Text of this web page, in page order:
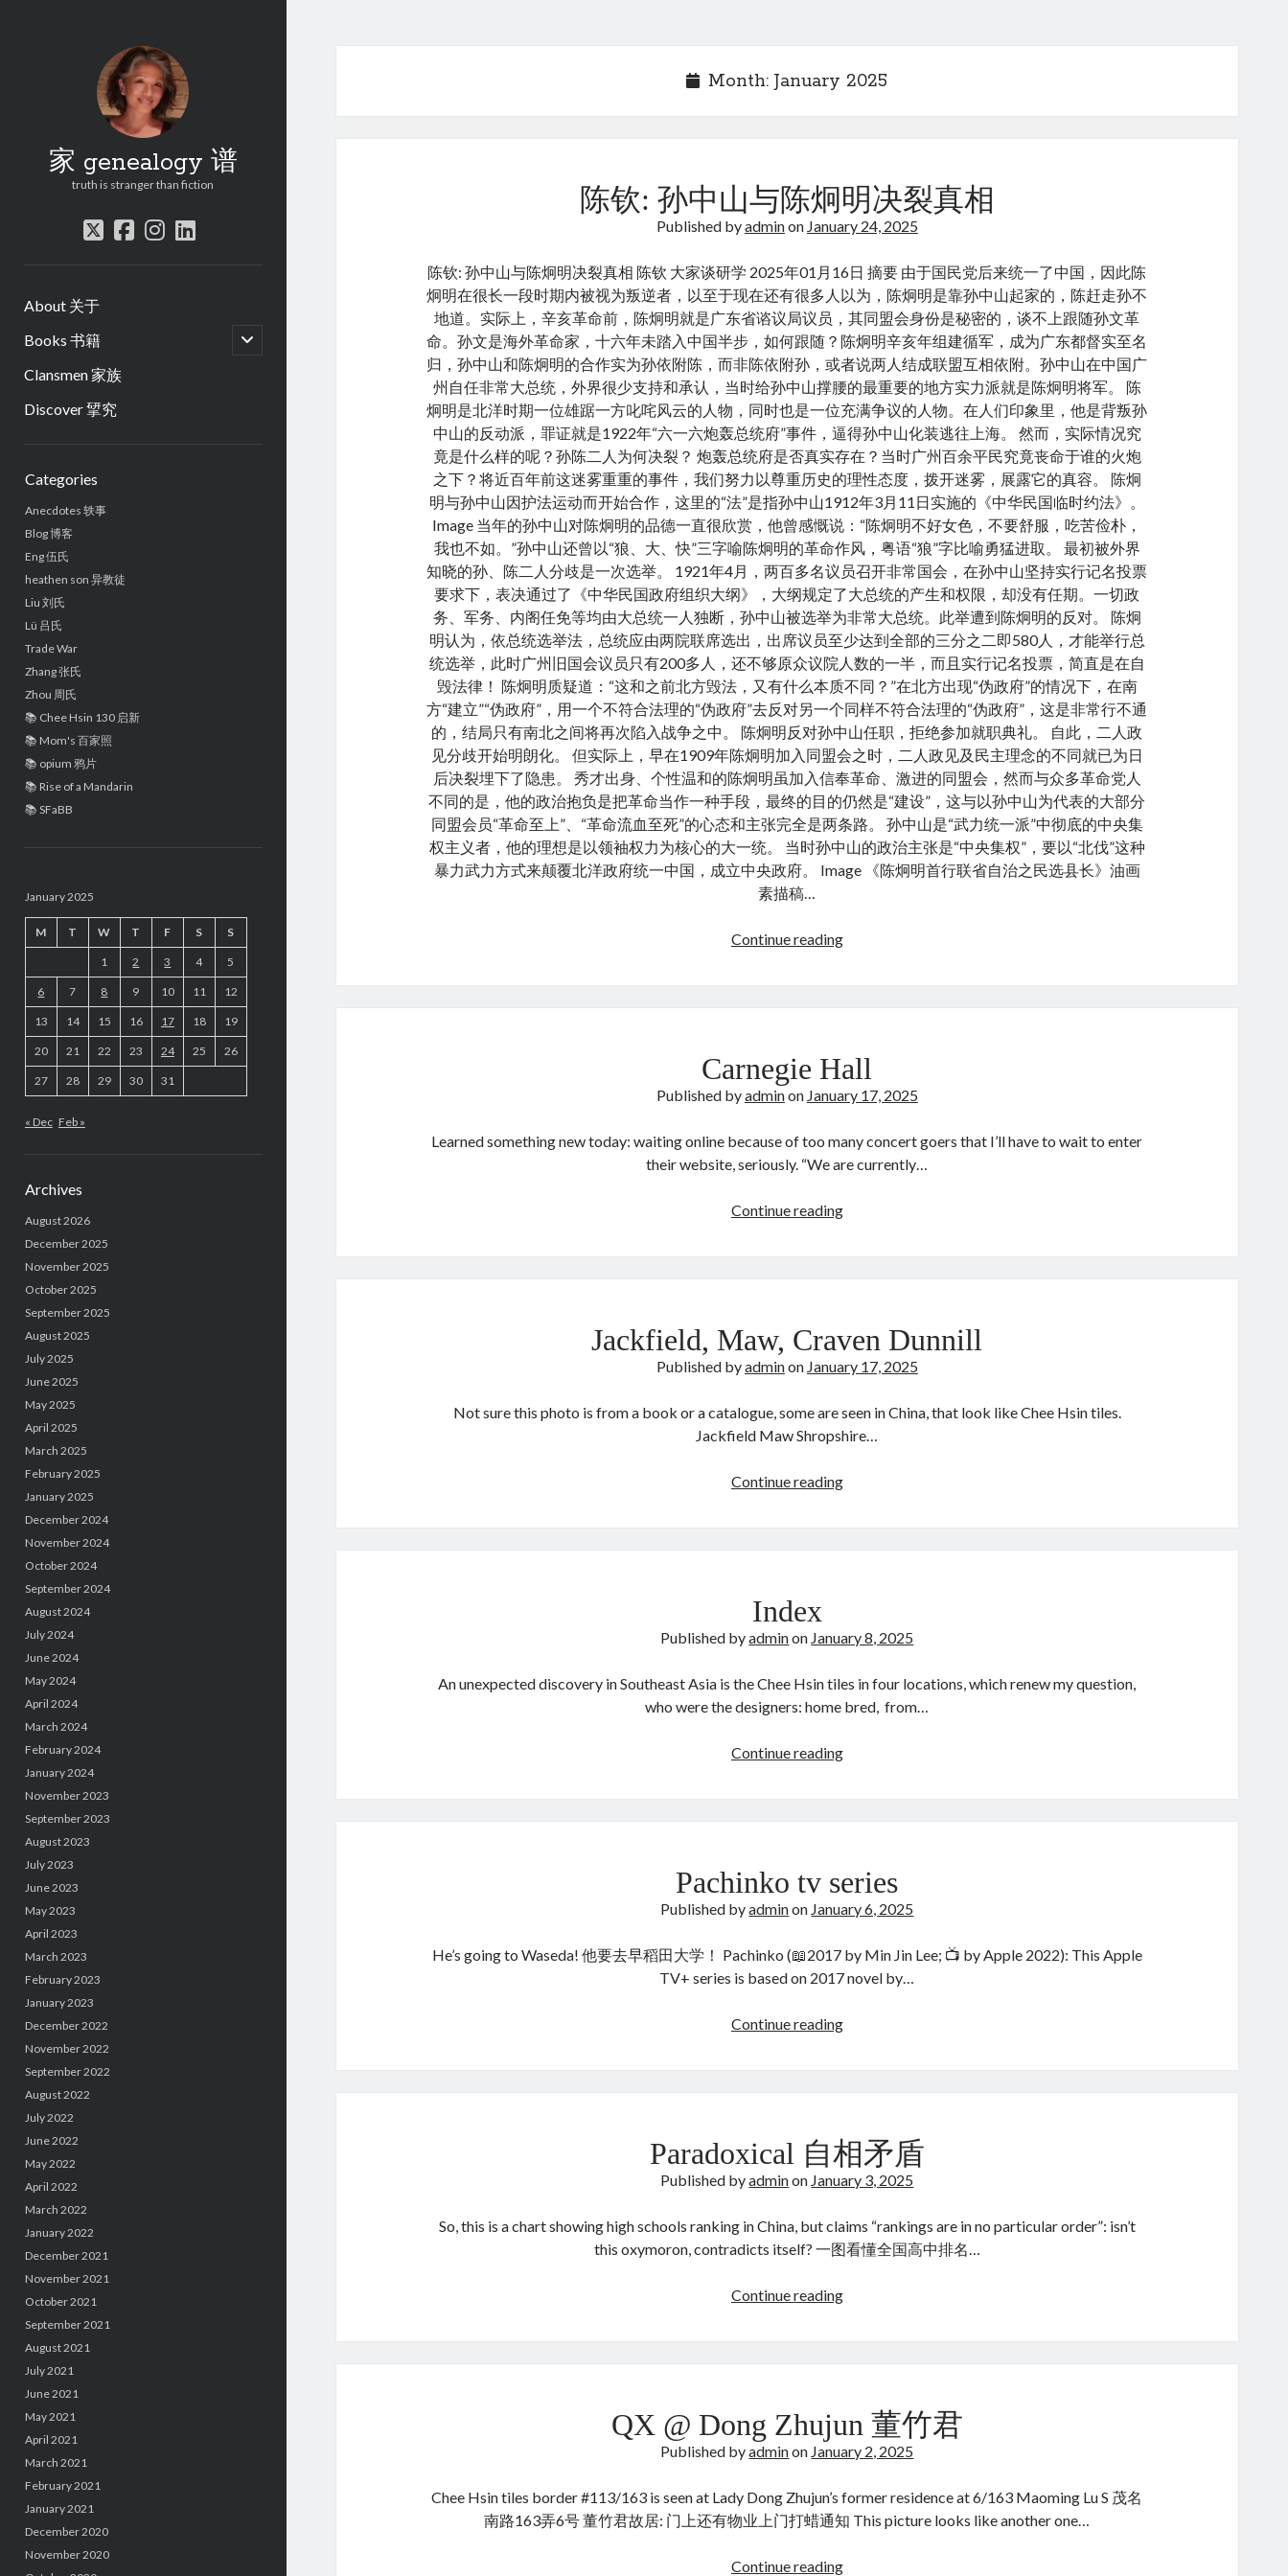
家 genealogy 谱
truth is stranger than fiction
twitter
facebook
instagram
linkedin
About 关于
Books 书籍
open
child
Clansmen 家族
Discover 揅究
Categories
Anecdotes 轶事
Blog 博客
Eng 伍氏
heathen son 异教徒
Liu 刘氏
Lü 吕氏
Trade War
Zhang 张氏
Zhou 周氏
📚 Chee Hsin 130 启新
📚 Mom's 百家照
📚 opium 鸦片
📚 Rise of a Mandarin
📚 SFaBB
January 2025
M T W T F S S
1 2 3 4 5
6 7 8 9 10 11 12
13 14 15 16 17 18 19
20 21 22 23 24 25 26
27 28 29 30 31
« Dec Feb »
Archives
August 2026
December 2025
November 2025
October 2025
September 2025
August 2025
July 2025
June 2025
May 2025
April 2025
March 2025
February 2025
January 2025
December 2024
November 2024
October 2024
September 2024
August 2024
July 2024
June 2024
May 2024
April 2024
March 2024
February 2024
January 2024
November 2023
September 2023
August 2023
July 2023
June 2023
May 2023
April 2023
March 2023
February 2023
January 2023
December 2022
November 2022
September 2022
August 2022
July 2022
June 2022
May 2022
April 2022
March 2022
January 2022
December 2021
November 2021
October 2021
September 2021
August 2021
July 2021
June 2021
May 2021
April 2021
March 2021
February 2021
January 2021
December 2020
November 2020
Month:January 2025
陈钦: 孙中山与陈炯明决裂真相
Published byadminon January 24, 2025
陈钦: 孙中山与陈炯明决裂真相 陈钦 大家谈研学 2025年01月16日 摘要 由于国民党后来统一了中国，因此陈
炯明在很长一段时期内被视为叛逆者，以至于现在还有很多人以为，陈炯明是靠孙中山起家的，陈赶走孙不
地道。实际上，辛亥革命前，陈炯明就是广东省谘议局议员，其同盟会身份是秘密的，谈不上跟随孙文革
命。孙文是海外革命家，十六年未踏入中国半步，如何跟随？陈炯明辛亥年组建循军，成为广东都督实至名
归，孙中山和陈炯明的合作实为孙依附陈，而非陈依附孙，或者说两人结成联盟互相依附。孙中山在中国广
州自任非常大总统，外界很少支持和承认，当时给孙中山撑腰的最重要的地方实力派就是陈炯明将军。 陈
炯明是北洋时期一位雄踞一方叱咤风云的人物，同时也是一位充满争议的人物。在人们印象里，他是背叛孙
中山的反动派，罪证就是1922年“六一六炮轰总统府”事件，逼得孙中山化装逃往上海。 然而，实际情况究
竟是什么样的呢？孙陈二人为何决裂？ 炮轰总统府是否真实存在？当时广州百余平民究竟丧命于谁的火炮
之下？将近百年前这迷雾重重的事件，我们努力以尊重历史的理性态度，拨开迷雾，展露它的真容。 陈炯
明与孙中山因护法运动而开始合作，这里的“法”是指孙中山1912年3月11日实施的《中华民国临时约法》。
Image 当年的孙中山对陈炯明的品德一直很欣赏，他曾感慨说：“陈炯明不好女色，不要舒服，吃苦俭朴，
我也不如。”孙中山还曾以“狼、大、快”三字喻陈炯明的革命作风，粤语“狼”字比喻勇猛进取。 最初被外界
知晓的孙、陈二人分歧是一次选举。 1921年4月，两百多名议员召开非常国会，在孙中山坚持实行记名投票
要求下，表决通过了《中华民国政府组织大纲》，大纲规定了大总统的产生和权限，却没有任期。一切政
务、军务、内阁任免等均由大总统一人独断，孙中山被选举为非常大总统。此举遭到陈炯明的反对。 陈炯
明认为，依总统选举法，总统应由两院联席选出，出席议员至少达到全部的三分之二即580人，才能举行总
统选举，此时广州旧国会议员只有200多人，还不够原众议院人数的一半，而且实行记名投票，简直是在自
毁法律！ 陈炯明质疑道：“这和之前北方毁法，又有什么本质不同？”在北方出现“伪政府”的情况下，在南
方“建立”“伪政府”，用一个不符合法理的“伪政府”去反对另一个同样不符合法理的“伪政府”，这是非常行不通
的，结局只有南北之间将再次陷入战争之中。 陈炯明反对孙中山任职，拒绝参加就职典礼。 自此，二人政
见分歧开始明朗化。 但实际上，早在1909年陈炯明加入同盟会之时，二人政见及民主理念的不同就已为日
后决裂埋下了隐患。 秀才出身、个性温和的陈炯明虽加入信奉革命、激进的同盟会，然而与众多革命党人
不同的是，他的政治抱负是把革命当作一种手段，最终的目的仍然是“建设”，这与以孙中山为代表的大部分
同盟会员“革命至上”、“革命流血至死”的心态和主张完全是两条路。 孙中山是“武力统一派”中彻底的中央集
权主义者，他的理想是以领袖权力为核心的大一统。 当时孙中山的政治主张是“中央集权”，要以“北伐”这种
暴力武力方式来颠覆北洋政府统一中国，成立中央政府。 Image 《陈炯明首行联省自治之民选县长》油画
素描稿…
Continue reading陈
陈
炯
决
裂
相
Carnegie Hall
Published byadminon January 17, 2025
Learned something new today: waiting online because of too many concert goers that I’ll have to wait to enter
their website, seriously. “We are currently…
Continue readingCarnegie
Jackfield, Maw, Craven Dunnill
Published byadminon January 17, 2025
Not sure this photo is from a book or a catalogue, some are seen in China, that look like Chee Hsin tiles.
Jackfield Maw Shropshire…
Continue readingJackfield,
Index
Published byadminon January 8, 2025
An unexpected discovery in Southeast Asia is the Chee Hsin tiles in four locations, which renew my question,
who were the designers: home bred, from…
Continue readingIndex
Pachinko tv series
Published byadminon January 6, 2025
He’s going to Waseda! 他要去早稻田大学！ Pachinko (📖2017 by Min Jin Lee; 📺 by Apple 2022): This Apple
TV+ series is based on 2017 novel by…
Continue readingPachinko
Paradoxical 自相矛盾
Published byadminon January 3, 2025
So, this is a chart showing high schools ranking in China, but claims “rankings are in no particular order”: isn’t
this oxymoron, contradicts itself? 一图看懂全国高中排名…
Continue readingParadoxical
QX @ Dong Zhujun 董竹君
Published byadminon January 2, 2025
Chee Hsin tiles border #113/163 is seen at Lady Dong Zhujun’s former residence at 6/163 Maoming Lu S 茂名
南路163弄6号 董竹君故居: 门上还有物业上门打蜡通知 This picture looks like another one…
Continue readingQX